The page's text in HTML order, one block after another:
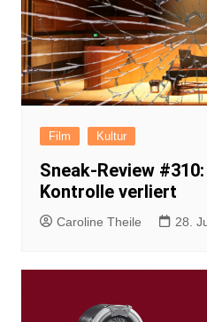
Film Kultur
Sneak-Review
Kontrolle verliert
Caroline Theile 28.